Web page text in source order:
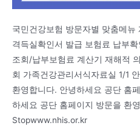
국민건강보험 방문자별 맞춤메
격득실확인서 발급 보험료 납부
조회/납부보험료 계산기 재해적
회 가족건강관리서식자료실 1/1
환영합니다. 안녕하세요 공단 홈
하세요 공단 홈페이지 방문을 환
Stopwww.nhis.or.kr